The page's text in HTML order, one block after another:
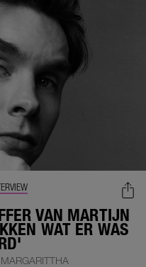
VAN MARTIJN
WAT ER WAS